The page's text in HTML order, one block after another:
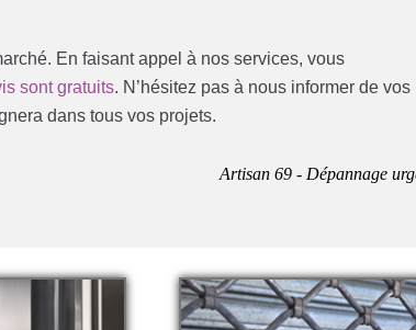
En faisant appel à nos services, vous
sont gratuits. N’hésitez pas à nous informer de vos
dans tous vos projets.
Artisan 69 - Dépannage